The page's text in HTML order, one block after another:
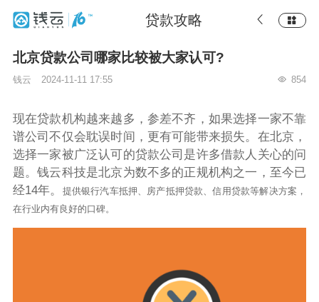
贷款攻略
北京贷款公司哪家比较被大家认可?
钱云 2024-11-11 17:55 854
现在贷款机构越来越多，参差不齐，如果选择一家不靠
谱公司不仅会耽误时间，更有可能带来损失。在北京，
选择一家被广泛认可的贷款公司是许多借款人关心的问
题。钱云科技是北京为数不多的正规机构之一，至今已
经14年。
提供银行汽车抵押、房产抵押贷款、信用贷款等解决方案，
在行业内有良好的口碑。